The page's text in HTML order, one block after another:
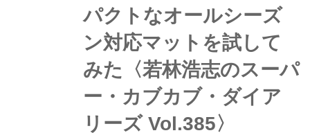
パクトなオールシーズ
ン対応マットを試して
みた〈若林浩志のスーパ
ー・カブカブ・ダイア
リーズ Vol.385〉